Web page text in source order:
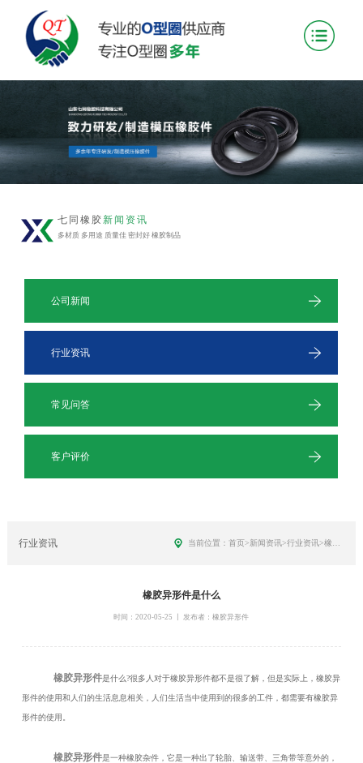
七同橡胶新闻资讯
多材质 多用途 质量佳 密封好 橡胶制品
公司新闻
行业资讯
常见问答
客户评价
行业资讯 当前位置： 首页>新闻资讯>行业资讯>橡胶异形件是什么
橡胶异形件是什么
时间：2020-05-25 丨 发布者：橡胶异形件
橡胶异形件是什么?很多人对于橡胶异形件都不是很了解，但是实际上，橡胶异
形件的使用和人们的生活息息相关，人们生活当中使用到的很多的工件，都需要有橡胶异
形件的使用。
橡胶异形件是一种橡胶杂件，它是一种出了轮胎、输送带、三角带等意外的，